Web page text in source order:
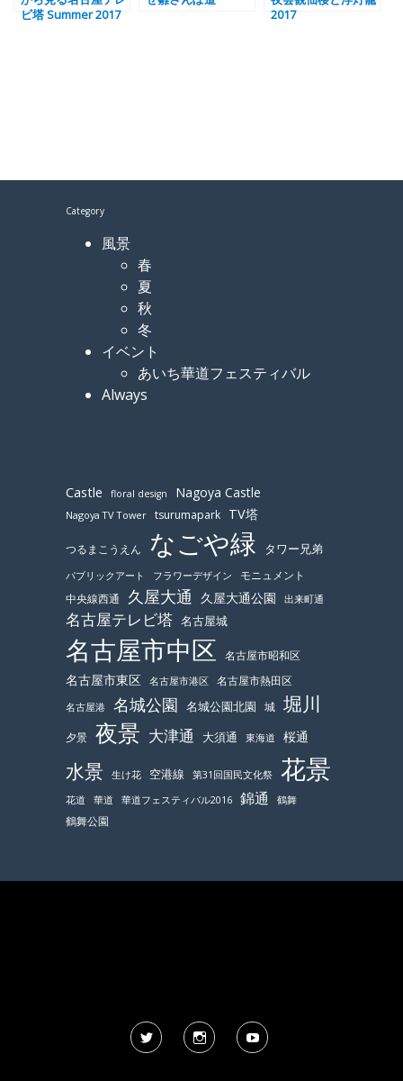
ビ塔 Summer 2017
2017
Category
風景
春
夏
秋
冬
イベント
あいち華道フェスティバル
Always
Castle floral design Nagoya Castle
Nagoya TV Tower tsurumapark TV塔
つるまこうえん なごや緑 タワー兄弟
パブリックアート フラワーデザイン
モニュメント
中央線西通
久屋大通 久屋大通公園 出来町通
名古屋テレビ塔 名古屋城
名古屋市中区 名古屋市昭和区
名古屋市東区 名古屋市港区 名古屋市熱田区
名古屋港 名城公園 名城公園北園 城 堀川
夕景 夜景 大津通 大須通 東海道 桜通
水景 生け花 空港線 第31回国民文化祭 花景
花道 華道 華道フェスティバル2016 錦通 鶴舞
鶴舞公園